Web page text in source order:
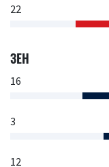
22
ЗЕН
16
3
12